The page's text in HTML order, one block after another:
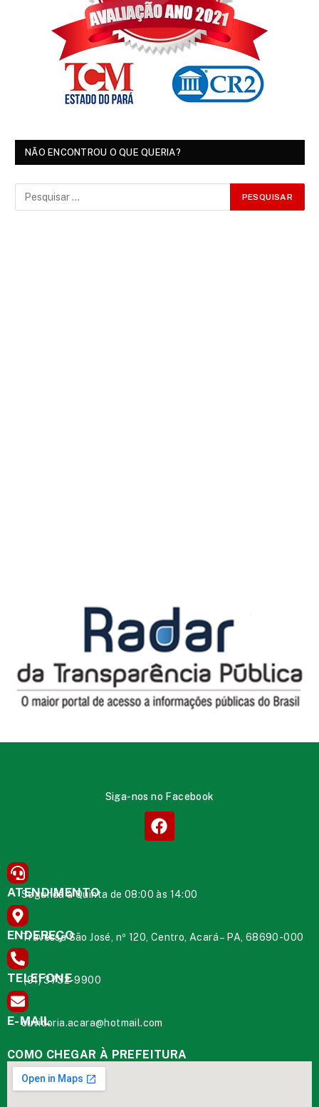
NÃO ENCONTROU O QUE QUERIA?
Siga-nos no Facebook
ATENDIMENTO
Segunda à Quinta de 08:00 às 14:00
ENDEREÇO
Travessa São José, nº 120, Centro, Acará – PA, 68690-000
TELEFONE
(91) 3732-9900
E-MAIL
ouvidoria.acara@hotmail.com
COMO CHEGAR À PREFEITURA